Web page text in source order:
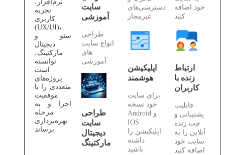
نرم‌افزار،
تجربه
کاربری
(UX/UI)،
سئو و
دیجیتال
مارکتینگ،
توانسته
است
پروژه‌های
متعددی را با
موفقیت
اجرا و به
مرحله
بهره‌برداری
برساند
سایت
آموزشی
طراحی
انواع سایت
های
آموزشی
طراحی
سایت
دیجیتال
مارکتینگ
دسترسی‌های
غیرمجاز
اپلیکیشن
هوشمند
برای سایت
خود نسخه
Android و
IOS
اپلیکیشن را
داشته
باشید.
خود اضافه
کنید
ارتباط
زنده با
کاربران
قابلیت
پشتیبانی و
چت زنده
آنلاین را به
سایت خود
اضافه کنید